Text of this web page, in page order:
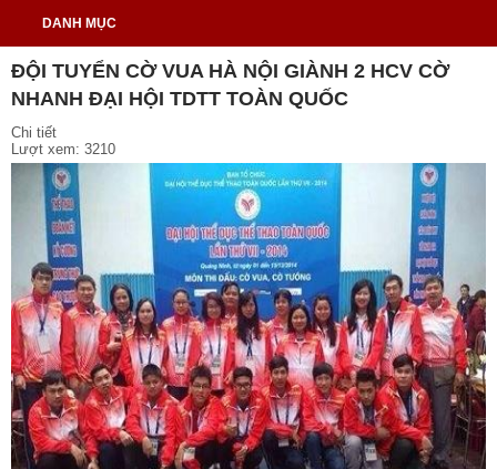
DANH MỤC
ĐỘI TUYỂN CỜ VUA HÀ NỘI GIÀNH 2 HCV CỜ
NHANH ĐẠI HỘI TDTT TOÀN QUỐC
Chi tiết
Lượt xem: 3210